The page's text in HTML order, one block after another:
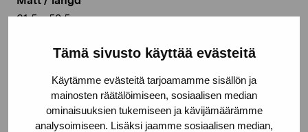
Tämä sivusto käyttää evästeitä
Käytämme evästeitä tarjoamamme sisällön ja
mainosten räätälöimiseen, sosiaalisen median
ominaisuuksien tukemiseen ja kävijämäärämme
analysoimiseen. Lisäksi jaamme sosiaalisen median,
61,5 x 50,5 cm
Olja på duk